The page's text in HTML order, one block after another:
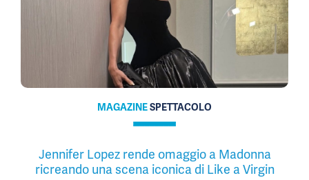
MAGAZINESPETTACOLO
Jennifer Lopez rende omaggio a Madonna
ricreando una scena iconica di Like a Virgin